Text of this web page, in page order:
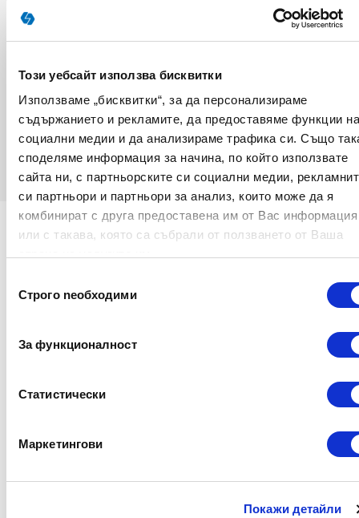
Този уебсайт използва бисквитки
Използваме „бисквитки“, за да персонализираме
съдържанието и рекламите, да предоставяме функции на
социални медии и да анализираме трафика си. Също
споделяме информация за начина, по който използвате
сайта ни, с партньорските си социални медии,
си партньори и партньори за анализ, които може да я
комбинират с друга предоставена им от Вас информация
или с такава, която са събрали от ползването от Ваша
наСтрого nеобходими
За функционалност
Статистически
Маркетингови
Покажи детайли
Подробности
Всички обявени цени са с включено ДДС.
измерване конструкти в психологията, още
динамично развиващата се детска
Скалата за интелигентност на